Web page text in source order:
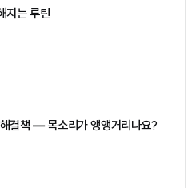
지는 루틴
결책 — 목소리가 앵앵거리나요?